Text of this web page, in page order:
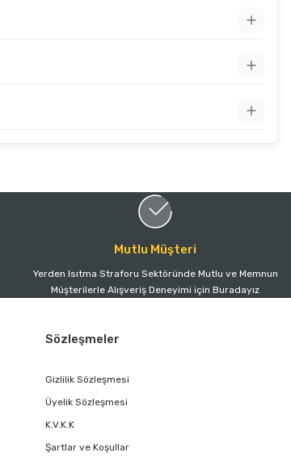
Mutlu Müşteri
Yerden Isıtma Straforu Sektöründe Mutlu ve Memnun
Müşterilerle Alışveriş Deneyimi için Buradayız
Sözleşmeler
Gizlilik Sözleşmesi
Üyelik Sözleşmesi
K.V.K.K
Şartlar ve Koşullar